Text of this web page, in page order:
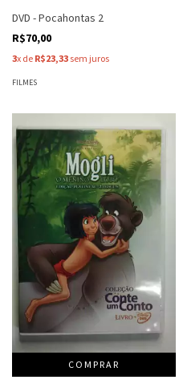
DVD - Pocahontas 2
R$70,00
3x de R$23,33 sem juros
FILMES